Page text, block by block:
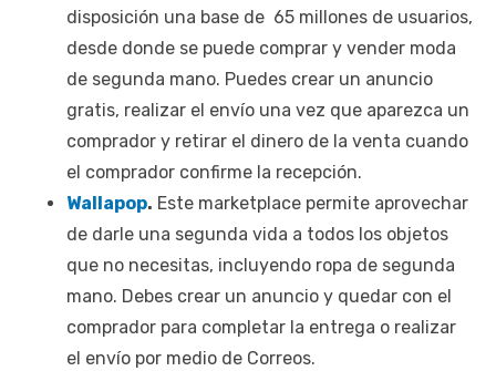
disposición una base de 65 millones de usuarios,
desde donde se puede comprar y vender moda
de segunda mano. Puedes crear un anuncio
gratis, realizar el envío una vez que aparezca un
comprador y retirar el dinero de la venta cuando
el comprador confirme la recepción.
Wallapop. Este marketplace permite aprovechar
de darle una segunda vida a todos los objetos
que no necesitas, incluyendo ropa de segunda
mano. Debes crear un anuncio y quedar con el
comprador para completar la entrega o realizar
el envío por medio de Correos.